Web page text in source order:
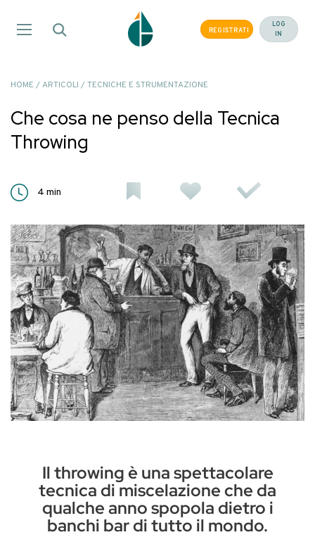
REGISTRATI
LOG
IN
HOME /ARTICOLI /TECNICHE E STRUMENTAZIONE
Che cosa ne penso della Tecnica
Throwing
4 min
Il throwing è una spettacolare
tecnica di miscelazione che da
qualche anno spopola dietro i
banchi bar di tutto il mondo.